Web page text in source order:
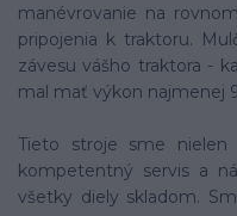
manévrovanie na
pripojenia k traktoru.
závesu vášho traktora -
mal mať výkon najmenej
Tieto stroje sme nielen
kompetentný servis a
všetky diely skladom.